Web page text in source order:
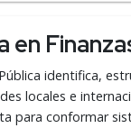
identifica,
locales e
para conformar